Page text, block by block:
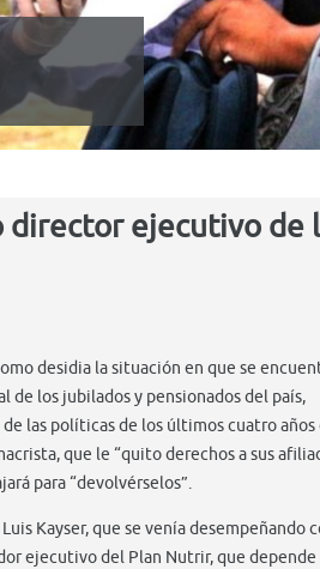
director ejecutivo de
desidia la situación en que se
de los jubilados y pensionados del país,
las políticas de los últimos cuatro años
que le “quito derechos a sus
para “devolvérselos”.
Kayser, que se venía desempeñando
ejecutivo del Plan Nutrir, que depende